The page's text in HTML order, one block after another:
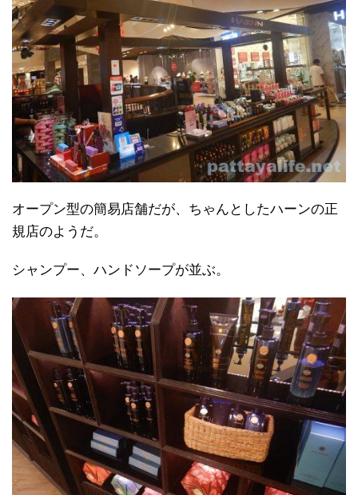
オープン型の簡易店舗だが、ちゃんとしたハーンの正
規店のようだ。
シャンプー、ハンドソープが並ぶ。